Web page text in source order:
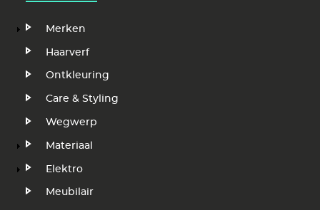
Hoofdnavigatie
Merken
Haarverf
Ontkleuring
Care & Styling
Wegwerp
Materiaal
Elektro
Meubilair